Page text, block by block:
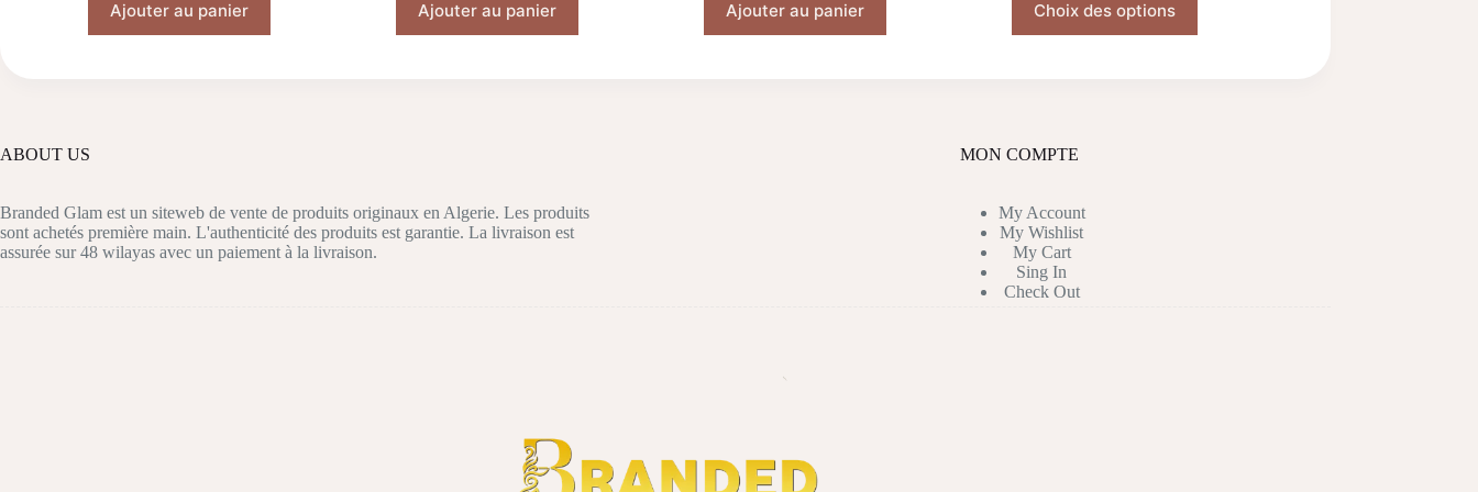
Ajouter au panier
initial
était :
actuel
est :
Ajouter au panier Ajouter au panier Choix des options
produit
a
être
la
page
du
produit
ABOUT US
Branded Glam est un siteweb de vente de produits originaux en Algerie. Les produits
sont achetés première main. L'authenticité des produits est garantie. La livraison est
assurée sur 48 wilayas avec un paiement à la livraison.
MON COMPTE
My Account
My Wishlist
My Cart
Sing In
Check Out